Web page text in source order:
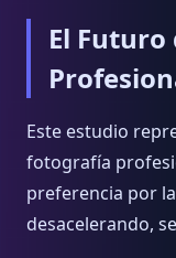
El Futuro
Este estudio
fotografía
preferencia por
desacelerando,